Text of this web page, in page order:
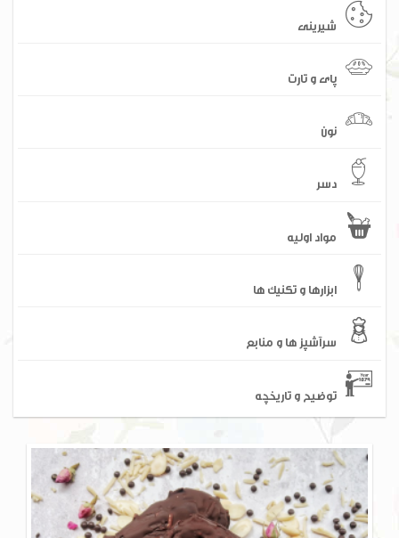
شیرینی
پای و تارت
نون
دسر
مواد اولیه
ابزارها و تکنیک ها
سرآشپز ها و منابع
توضیح و تاریخچه